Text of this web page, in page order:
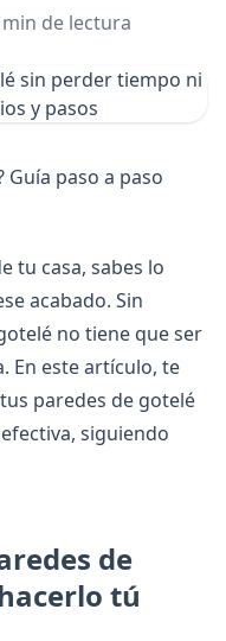
de lectura
Guía paso a paso
tu casa, sabes lo
acabado. Sin
no tiene que ser
En este artículo, te
paredes de gotelé
siguiendo
de
tú